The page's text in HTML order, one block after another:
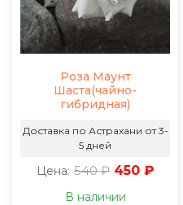
Роза Маунт
Шаста(чайно-
гибридная)
Доставка по Астрахани от 3-
5 дней
Цена: 540 ₽ 450 ₽
В наличии